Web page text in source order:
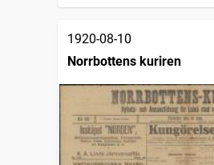
1920-08-10
Norrbottens kuriren